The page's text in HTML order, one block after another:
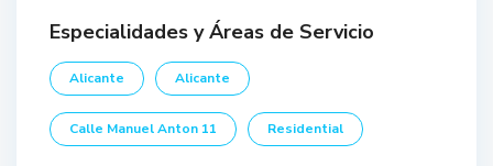
Especialidades y Áreas de Servicio
Alicante Alicante
Calle Manuel Anton 11 Residential